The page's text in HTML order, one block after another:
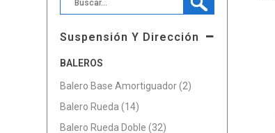
Suspensión Y Dirección
BALEROS
Balero Base Amortiguador (2)
Balero Rueda (14)
Balero Rueda Doble (32)